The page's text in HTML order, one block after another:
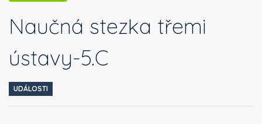
Naučná stezka třemi
ústavy-5.C
UDÁLOSTI